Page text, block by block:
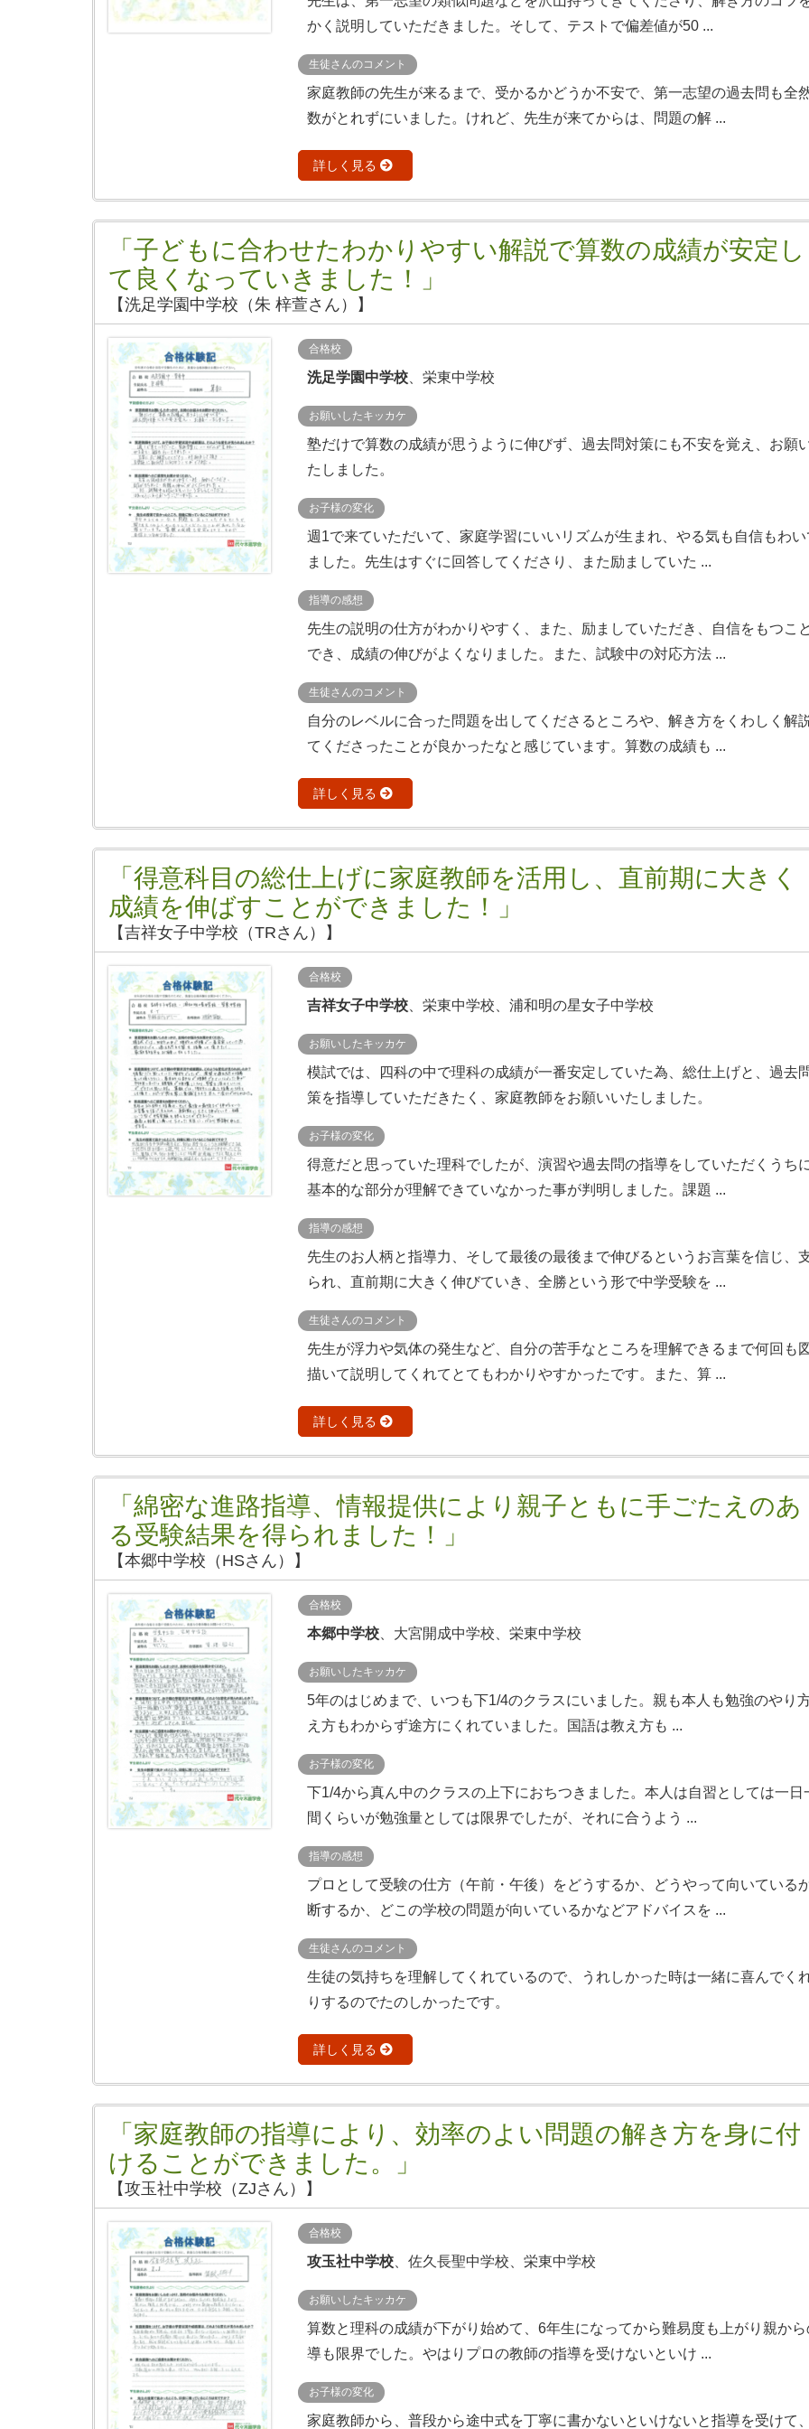
かく説明していただきました。そして、テストで偏差値が50 ...
生徒さんのコメント
家庭教師の先生が来るまで、受かるかどうか不安で、第一志望の過去問も全
数がとれずにいました。けれど、先生が来てからは、問題の解 ...
詳しく見る
「子どもに合わせたわかりやすい解説で算数の成績が安定し
て良くなっていきました！」
【洗足学園中学校（朱 梓萱さん）】
合格校
洗足学園中学校 、栄東中学校
お願いしたキッカケ
塾だけで算数の成績が思うように伸びず、過去問対策にも不安を覚え、お願
たしました。
お子様の変化
週1で来ていただいて、家庭学習にいいリズムが生まれ、やる気も自信もわい
ました。先生はすぐに回答してくださり、また励ましていた ...
指導の感想
先生の説明の仕方がわかりやすく、また、励ましていただき、自信をもつこ
でき、成績の伸びがよくなりました。また、試験中の対応方法 ...
生徒さんのコメント
自分のレベルに合った問題を出してくださるところや、解き方をくわしく解
てくださったことが良かったなと感じています。算数の成績も ...
詳しく見る
「得意科目の総仕上げに家庭教師を活用し、直前期に大きく
成績を伸ばすことができました！」
【吉祥女子中学校（TRさん）】
合格校
吉祥女子中学校 、栄東中学校、浦和明の星女子中学校
お願いしたキッカケ
模試では、四科の中で理科の成績が一番安定していた為、総仕上げと、過去
策を指導していただきたく、家庭教師をお願いいたしました。
お子様の変化
得意だと思っていた理科でしたが、演習や過去問の指導をしていただくうちに
基本的な部分が理解できていなかった事が判明しました。課題 ...
指導の感想
先生のお人柄と指導力、そして最後の最後まで伸びるというお言葉を信じ、
られ、直前期に大きく伸びていき、全勝という形で中学受験を ...
生徒さんのコメント
先生が浮力や気体の発生など、自分の苦手なところを理解できるまで何回も
描いて説明してくれてとてもわかりやすかったです。また、算 ...
詳しく見る
「綿密な進路指導、情報提供により親子ともに手ごたえのあ
る受験結果を得られました！」
【本郷中学校（HSさん）】
合格校
本郷中学校 、大宮開成中学校、栄東中学校
お願いしたキッカケ
5年のはじめまで、いつも下1/4のクラスにいました。親も本人も勉強のやり
え方もわからず途方にくれていました。国語は教え方も ...
お子様の変化
下1/4から真ん中のクラスの上下におちつきました。本人は自習としては一日
間くらいが勉強量としては限界でしたが、それに合うよう ...
指導の感想
プロとして受験の仕方（午前・午後）をどうするか、どうやって向いている
断するか、どこの学校の問題が向いているかなどアドバイスを ...
生徒さんのコメント
生徒の気持ちを理解してくれているので、うれしかった時は一緒に喜んでく
りするのでたのしかったです。
詳しく見る
「家庭教師の指導により、効率のよい問題の解き方を身に付
けることができました。」
【攻玉社中学校（ZJさん）】
合格校
攻玉社中学校 、佐久長聖中学校、栄東中学校
お願いしたキッカケ
算数と理科の成績が下がり始めて、6年生になってから難易度も上がり親から
導も限界でした。やはりプロの教師の指導を受けないといけ ...
お子様の変化
家庭教師から、普段から途中式を丁寧に書かないといけないと指導を受けて